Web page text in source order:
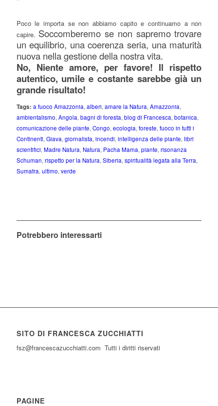
Poco le importa se non abbiamo capito e continuamo a non
capire. Soccomberemo se non sapremo trovare
un equilibrio, una coerenza seria, una maturità
nuova nella gestione della nostra vita.
No, Niente amore, per favore! Il rispetto
autentico, umile e costante sarebbe già un
grande risultato!
Tags: a fuoco Amazzonia, alberi, amare la Natura, Amazzonia,
ambientalismo, Angola, bagni di foresta, blog di Francesca, botanica,
comunicazione delle piante, Congo, ecologia, foreste, fuoco in tutti i
Continenti, Giava, giornalista, incendi, intelligenza delle piante, libri
scientifici, Madre Natura, Natura, Pacha Mama, piante, risonanza
Schuman, rispetto per la Natura, Siberia, spiritualità legata alla Terra,
Sumatra, ultimo, verde
Potrebbero interessarti
SITO DI FRANCESCA ZUCCHIATTI
fsz@francescazucchiatti.com Tutti i diritti riservati
PAGINE